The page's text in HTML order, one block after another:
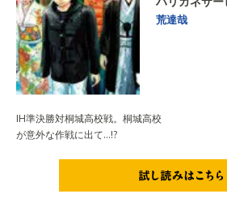
荒達哉
IH準決勝対桐城高校戦。桐城高校
が意外な作戦に出て…!?